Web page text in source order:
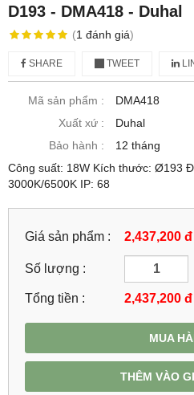
D193 - DMA418 - Duhal
(1 đánh giá)
SHARE TWEET
Mã sản phẩm :
DMA418
Xuất xứ :
Duhal
Bảo hành :
12 tháng
Công suất: 18W Kích thước: Ø193
3000K/6500K IP: 68
Giá sản phẩm : 2,437,200 đ
Số lượng :
Tổng tiền : 2,437,200 đ
MUA
THÊM VÀO